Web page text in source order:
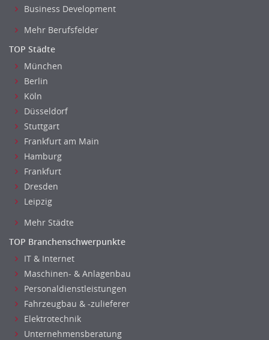
Business Development
Mehr Berufsfelder
TOP Städte
München
Berlin
Köln
Düsseldorf
Stuttgart
Frankfurt am Main
Hamburg
Frankfurt
Dresden
Leipzig
Mehr Städte
TOP Branchenschwerpunkte
IT & Internet
Maschinen- & Anlagenbau
Personaldienstleistungen
Fahrzeugbau & -zulieferer
Elektrotechnik
Unternehmensberatung